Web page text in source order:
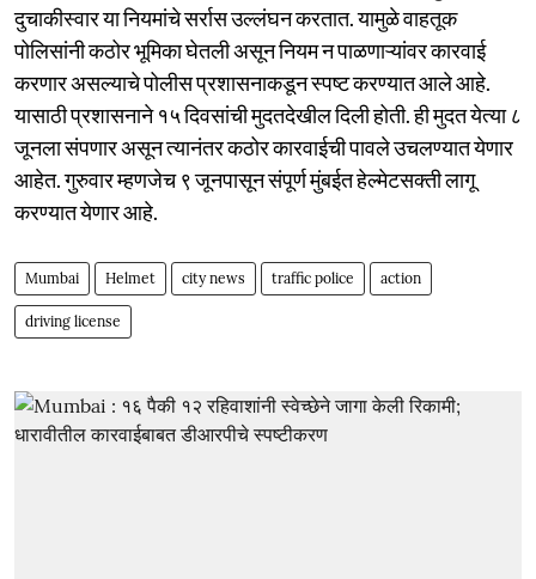
दुचाकीस्वार या नियमांचे सर्रास उल्लंघन करतात. यामुळे वाहतूक
पोलिसांनी कठोर भूमिका घेतली असून नियम न पाळणाऱ्यांवर कारवाई
करणार असल्याचे पोलीस प्रशासनाकडून स्पष्ट करण्यात आले आहे.
यासाठी प्रशासनाने १५ दिवसांची मुदतदेखील दिली होती. ही मुदत येत्या ८
जूनला संपणार असून त्यानंतर कठोर कारवाईची पावले उचलण्यात येणार
आहेत. गुरुवार म्हणजेच ९ जूनपासून संपूर्ण मुंबईत हेल्मेटसक्ती लागू
करण्यात येणार आहे.
Mumbai Helmet city news traffic police action
driving license